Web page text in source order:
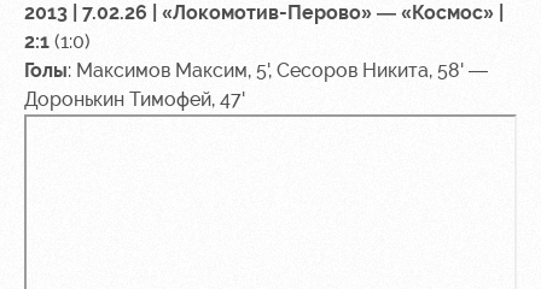
2013 | 7.02.26 | «Локомотив-Перово» — «Космос» |
2:1 (1:0)
Голы: Максимов Максим, 5', Сесоров Никита, 58' —
Доронькин Тимофей, 47'